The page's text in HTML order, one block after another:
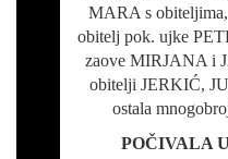
MARA s
obitelj pok. ujke
zaove MIRJANA i
obitelji JERKIĆ,
ostala
POČIVALA